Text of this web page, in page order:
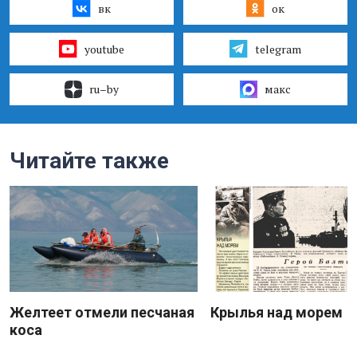
вк ок
youtube telegram
ru–by макс
Читайте также
Желтеет отмели песчаная
коса
Крылья над морем